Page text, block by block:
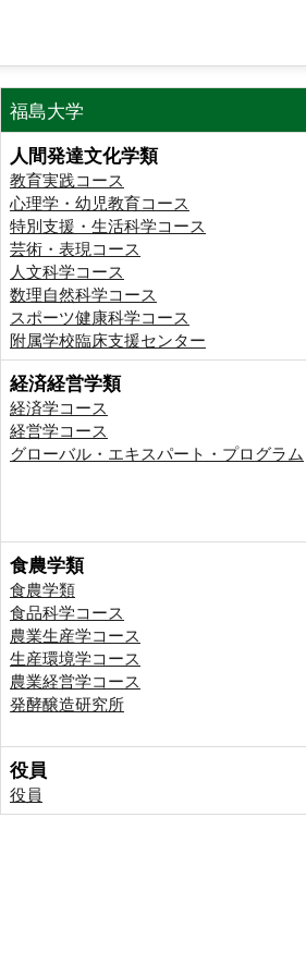
福島大学
人間発達文化学類
教育実践コース
心理学・幼児教育コース
特別支援・生活科学コース
芸術・表現コース
人文科学コース
数理自然科学コース
スポーツ健康科学コース
附属学校臨床支援センター
経済経営学類
経済学コース
経営学コース
グローバル・エキスパート・プログラム
食農学類
食農学類
食品科学コース
農業生産学コース
生産環境学コース
農業経営学コース
発酵醸造研究所
役員
役員